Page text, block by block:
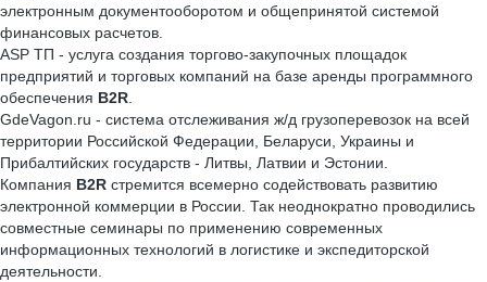
электронным документооборотом и общепринятой системой
финансовых расчетов.
ASP ТП - услуга создания торгово-закупочных площадок
предприятий и торговых компаний на базе аренды программного
обеспечения B2R
GdeVagon.ru - система отслеживания ж/д грузоперевозок на всей
территории Российской Федерации, Беларуси, Украины и
Прибалтийских государств - Литвы, Латвии и Эстонии.
Компания B2R стремится всемерно содействовать развитию
электронной коммерции в России. Так неоднократно проводились
совместные семинары по применению современных
информационных технологий в логистике и экспедиторской
деятельности.